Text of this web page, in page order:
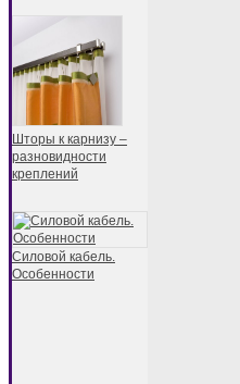
Шторы к карнизу –
разновидности
креплений
Силовой кабель.
Особенности